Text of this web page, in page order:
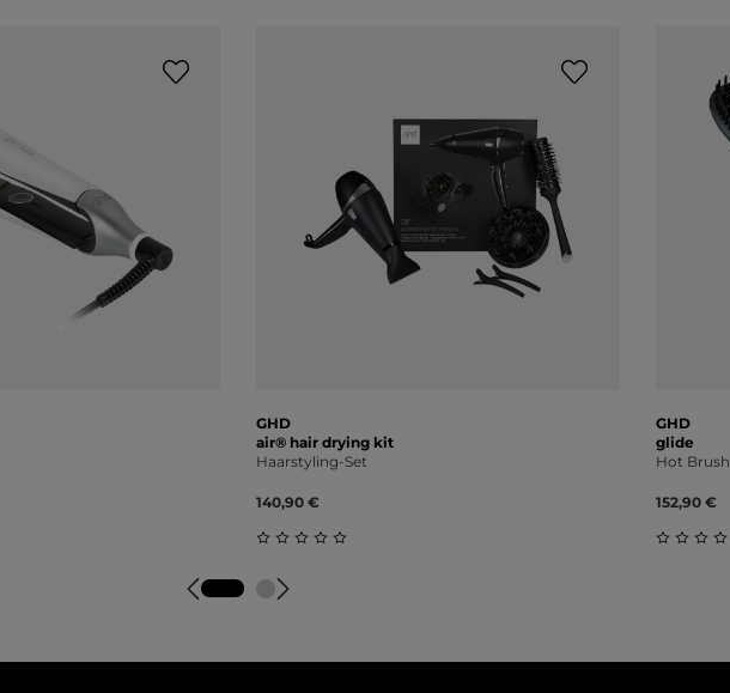
Bewertung von 0 von 5 Sternen
GHD
air® hair drying kit
Haarstyling-Set
140,90 €
Durchschnittliche Bewertung von 0 von 5 Sternen
GHD
glide
Hot Brush
152,90 €